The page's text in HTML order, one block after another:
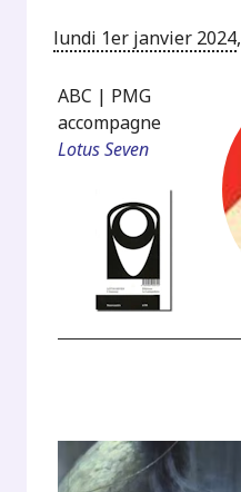
lundi 1er janvier 2024,
ABC | PMG
accompagne
Lotus Seven